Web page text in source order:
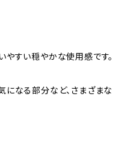
やすい穏やかな使用感です。
になる部分など、さまざまな